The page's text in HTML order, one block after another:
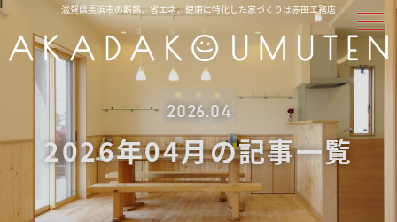
滋賀県長浜市の断熱、省エネ、健康に特化した家づくりは赤田工務店
2026.04
2026年04月の記事一覧